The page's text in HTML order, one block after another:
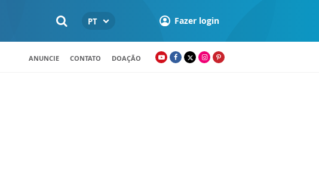
PT Fazer login
ANUNCIE CONTATO DOAÇÃO